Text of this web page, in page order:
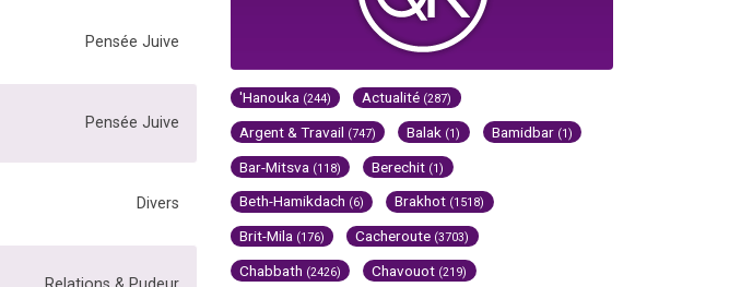
Pensée Juive
Pensée Juive
Divers
'Hanouka (244) Actualité (287)
Argent & Travail (747) Balak (1) Bamidbar (1)
Bar-Mitsva (118) Berechit (1)
Beth-Hamikdach (6) Brakhot (1518)
Brit-Mila (176) Cacheroute (3703)
Chabbath (2426) Chavouot (219)